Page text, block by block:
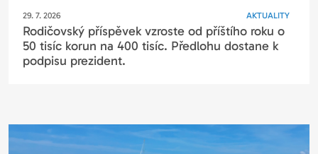
29. 7. 2026 AKTUALITY
Rodičovský příspěvek vzroste od příštího roku o
50 tisíc korun na 400 tisíc. Předlohu dostane k
podpisu prezident.